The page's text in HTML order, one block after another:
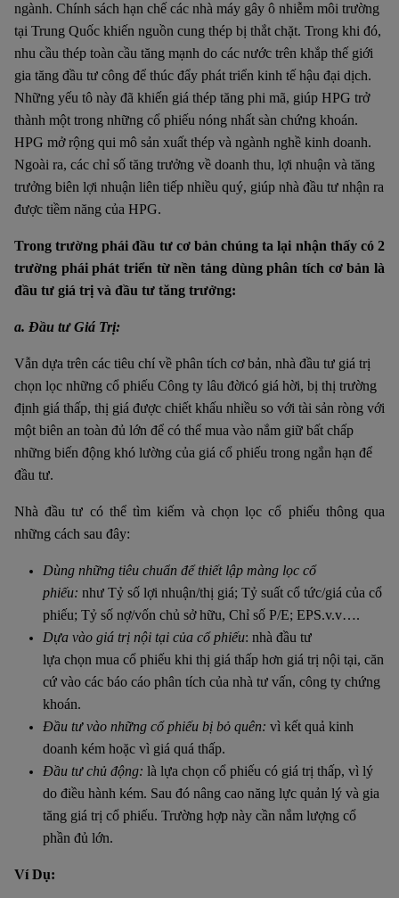
ngành. Chính sách hạn chế các nhà máy gây ô nhiễm môi trường
tại Trung Quốc khiến nguồn cung thép bị thắt chặt. Trong khi đó,
nhu cầu thép toàn cầu tăng mạnh do các nước trên khắp thế giới
gia tăng đầu tư công để thúc đẩy phát triển kinh tế hậu đại dịch.
Những yếu tô này đã khiến giá thép tăng phi mã, giúp HPG trở
thành một trong những cổ phiếu nóng nhất sàn chứng khoán.
HPG mở rộng qui mô sản xuất thép và ngành nghề kinh doanh.
Ngoài ra, các chỉ số tăng trưởng về doanh thu, lợi nhuận và tăng
trưởng biên lợi nhuận liên tiếp nhiều quý, giúp nhà đầu tư nhận ra
được tiềm năng của HPG.
Trong trường phái đầu tư cơ bản chúng ta lại nhận thấy có 2
trường phái phát triển từ nền tảng dùng phân tích cơ bản là
đầu tư giá trị và đầu tư tăng trưởng:
a. Đầu tư Giá Trị:
Vẫn dựa trên các tiêu chí về phân tích cơ bản, nhà đầu tư giá trị
chọn lọc những cổ phiếu Công ty lâu đờicó giá hời, bị thị trường
định giá thấp, thị giá được chiết khấu nhiều so với tài sản ròng với
một biên an toàn đủ lớn để có thể mua vào nắm giữ bất chấp
những biến động khó lường của giá cổ phiếu trong ngắn hạn để
đầu tư.
Nhà đầu tư có thể tìm kiếm và chọn lọc cổ phiếu thông qua
những cách sau đây:
Dùng những tiêu chuẩn để thiếtlập màng lọc cổ
phiếu: như Tỷ số lợi nhuận/thị giá; Tỷ suất cổ tức/giá của cổ
phiếu; Tỷ số nợ/vốn chủ sở hữu, Chỉ số P/E; EPS.v.v….
Dựa vào giá trị nội tại của cổ phiếu: nhà đầu tư
lựa chọn mua cổ phiếu khi thị giá thấp hơn giá trị nội tại, căn
cứ vào các báo cáo phân tích của nhà tư vấn, công ty chứng
khoán.
Đầu tư vào những cổ phiếu bị bỏ quên: vì kết quả kinh
doanh kém hoặc vì giá quá thấp.
Đầu tư chủ động: là lựa chọn cổ phiếu có giá trị thấp, vì lý
do điều hành kém. Sau đó nâng cao năng lực quản lý và gia
tăng giá trị cổ phiếu. Trường hợp này cần nắm lượng cổ
phần đủ lớn.
Ví Dụ: